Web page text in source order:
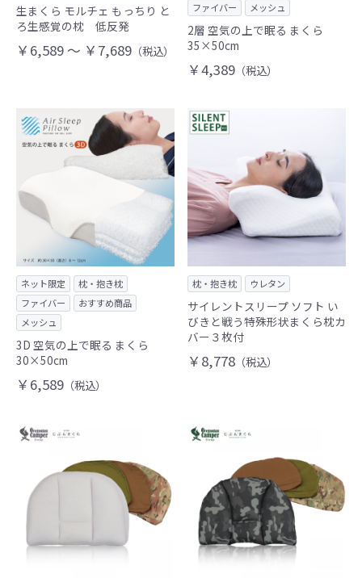
生まくら モルチェ もっちり と
ろ生感覚の枕 低反発
￥6,589 ～ ￥7,689 （税込）
ファイバー
メッシュ
2層 空気の上で眠る まくら
35×50cm
￥4,389 （税込）
ネット限定
枕・抱き枕
ファイバー
おすすめ商品
メッシュ
3D 空気の上で眠る まくら
30×50cm
￥6,589 （税込）
枕・抱き枕 ウレタン
サイレントスリープ ソフト い
びきと戦う特殊形状まくら枕カ
バー３枚付
￥8,778 （税込）